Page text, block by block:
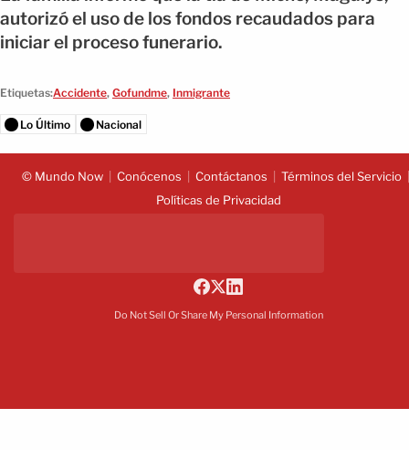
autorizó el uso de los fondos recaudados para
iniciar el proceso funerario.
Etiquetas:Accidente, Gofundme, Inmigrante
Lo Último Nacional
© Mundo Now Conócenos Contáctanos
Términos del Servicio
Políticas de Privacidad
Do Not Sell Or Share My Personal Information